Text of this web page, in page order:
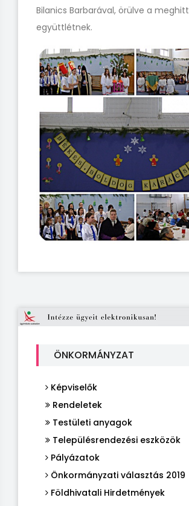
ÖNKORMÁNYZAT
Képviselők
Rendeletek
Testületi anyagok
Településrendezési eszközök
Pályázatok
Önkormányzati választás 2019
Földhivatali Hirdetmények
Bilanics Barbarával, örülve a meghitt
együttlétnek.